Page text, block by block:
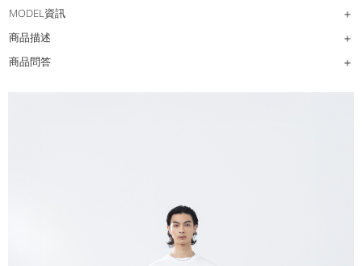
MODEL資訊
商品描述
商品問答